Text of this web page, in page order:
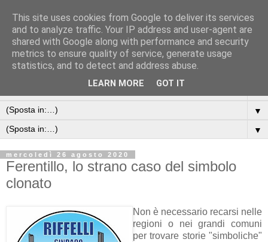
▼
▼
mercoledì 26 agosto 2020
Ferentillo, lo strano caso del simbolo
clonato
Non è necessario recarsi nelle
regioni o nei grandi comuni
per trovare storie "simboliche"
This site uses cookies from Google to deliver its services
and to analyze traffic. Your IP address and user-agent are
shared with Google along with performance and security
metrics to ensure quality of service, generate usage
statistics, and to detect and address abuse.
LEARN MORE GOT IT